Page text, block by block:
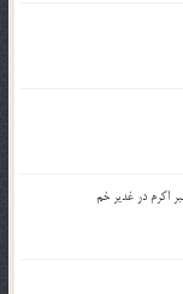
اکرم در غدیر خم